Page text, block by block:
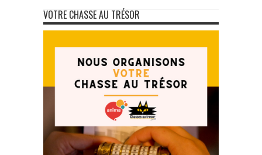
VOTRE CHASSE AU TRÉSOR